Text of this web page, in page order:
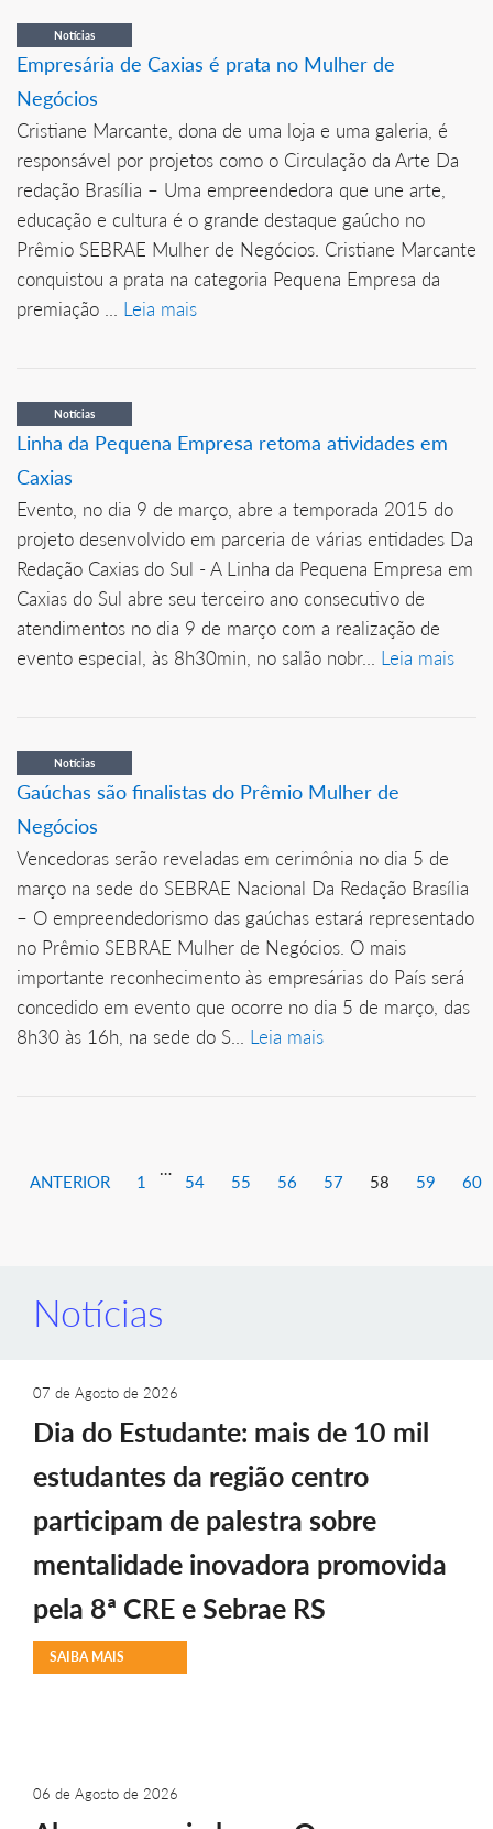
Notícias
Empresária de Caxias é prata no Mulher de
Negócios
Cristiane Marcante, dona de uma loja e uma galeria, é
responsável por projetos como o Circulação da Arte Da
redação Brasília – Uma empreendedora que une arte,
educação e cultura é o grande destaque gaúcho no
Prêmio SEBRAE Mulher de Negócios. Cristiane Marcante
conquistou a prata na categoria Pequena Empresa da
premiação ... Leia mais
Notícias
Linha da Pequena Empresa retoma atividades em
Caxias
Evento, no dia 9 de março, abre a temporada 2015 do
projeto desenvolvido em parceria de várias entidades Da
Redação Caxias do Sul - A Linha da Pequena Empresa em
Caxias do Sul abre seu terceiro ano consecutivo de
atendimentos no dia 9 de março com a realização de
evento especial, às 8h30min, no salão nobr... Leia mais
Notícias
Gaúchas são finalistas do Prêmio Mulher de
Negócios
Vencedoras serão reveladas em cerimônia no dia 5 de
março na sede do SEBRAE Nacional Da Redação Brasília
– O empreendedorismo das gaúchas estará representado
no Prêmio SEBRAE Mulher de Negócios. O mais
importante reconhecimento às empresárias do País será
concedido em evento que ocorre no dia 5 de março, das
8h30 às 16h, na sede do S... Leia mais
ANTERIOR 1
…
54 55 56 57 58 59 60
Notícias
07 de Agosto de 2026
Dia do Estudante: mais de 10 mil
estudantes da região centro
participam de palestra sobre
mentalidade inovadora promovida
pela 8ª CRE e Sebrae RS
SAIBA MAIS
06 de Agosto de 2026